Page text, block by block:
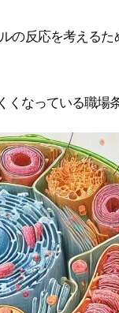
の反応を考える
なっている職場